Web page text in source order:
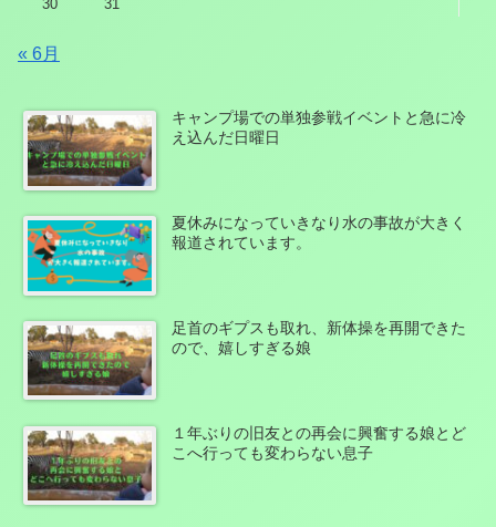
30
31
« 6月
キャンプ場での単独参戦イベントと急に冷
え込んだ日曜日
夏休みになっていきなり水の事故が大きく
報道されています。
足首のギプスも取れ、新体操を再開できた
ので、嬉しすぎる娘
１年ぶりの旧友との再会に興奮する娘とど
こへ行っても変わらない息子